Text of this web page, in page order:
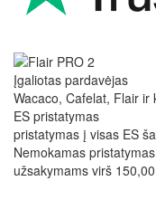
Įgaliotas pardavėjas
Wacaco, Cafelat, Flair ir
ES pristatymas
pristatymas į visas ES
Nemokamas
užsakymams virš